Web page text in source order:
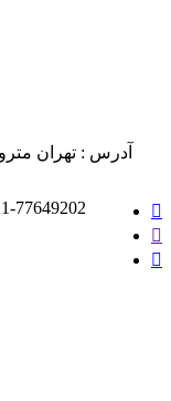
آدرس : تهران
77649202